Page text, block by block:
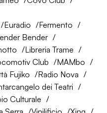
Euradio
Fermento
Bender
Libreria Trame
Club
MAMbo
Fujiko
Radio Nova
dei Teatri
Culturale